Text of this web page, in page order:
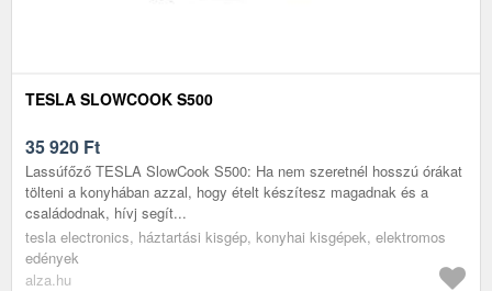
TESLA SLOWCOOK S500
35 920 Ft
Lassúfőző TESLA SlowCook S500: Ha nem szeretnél hosszú órákat
tölteni a konyhában azzal, hogy ételt készítesz magadnak és a
családodnak, hívj segít...
tesla electronics, háztartási kisgép, konyhai kisgépek, elektromos
edények
alza.hu